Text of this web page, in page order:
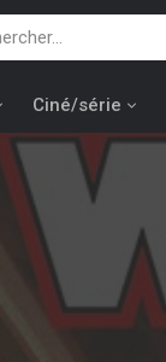
Ciné/série